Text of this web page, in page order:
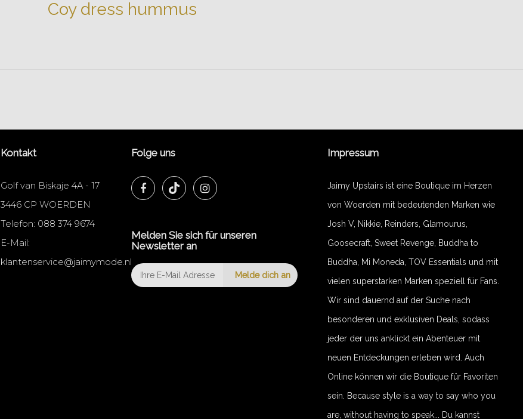
Coy dress hummus
Kontakt
Golf van Biskaje 4A - 17
3446 CP WOERDEN
Telefon: 088 374 9674
E-Mail:
klantenservice@jaimymode.nl
Folge uns
Melden Sie sich für unseren
Newsletter an
Melde dich an
Impressum
Jaimy Upstairs ist eine Boutique im Herzen
von Woerden mit bedeutenden Marken wie
Josh V, Nikkie, Reinders, Glamourus,
Goosecraft, Sweet Revenge, Buddha to
Buddha, Mi Moneda, TOV Essentials und mit
vielen superstarken Marken speziell für Fans.
Wir sind dauernd auf der Suche nach
besonderen und exklusiven Deals, sodass
jeder der uns anklickt ein Abenteuer mit
neuen Entdeckungen erleben wird. Auch
Online können wir die Boutique für Favoriten
sein. Because style is a way to say who you
are, without having to speak... Du kannst